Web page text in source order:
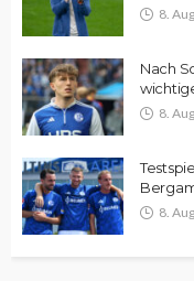
8.
Nach
8.
8.